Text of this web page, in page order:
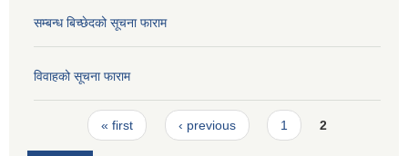
सम्बन्ध बिच्छेदको सूचना फाराम
विवाहको सूचना फाराम
Pages« first ‹ previous 1 2